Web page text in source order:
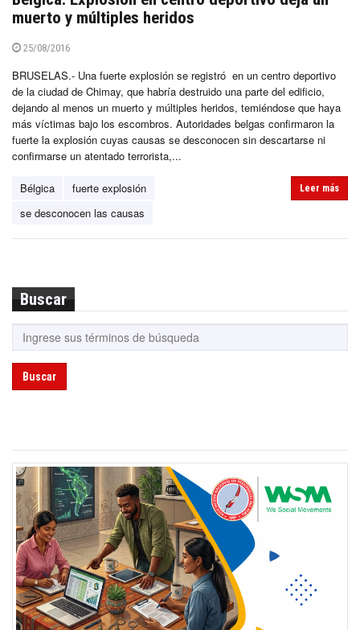
muerto y múltiples heridos
25/08/2016
BRUSELAS.- Una fuerte explosión se registró en un centro deportivo
de la ciudad de Chimay, que habría destruido una parte del edificio,
dejando al menos un muerto y múltiples heridos, temiéndose que haya
más víctimas bajo los escombros. Autoridades belgas confirmaron la
fuerte la explosión cuyas causas se desconocen sin descartarse ni
confirmarse un atentado terrorista,...
Bélgica
fuerte explosión
se desconocen las causas
Leer más
Buscar
Buscar